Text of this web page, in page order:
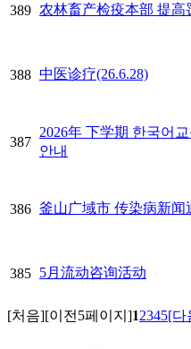
389 农林畜产检疫本部 提高
388 中医诊疗(26.6.28)
387
2026年 下学期 한국어
안내
386 釜山广域市 传染病新闻
385 5月流动咨询活动
[처음][이전5페이지]12345[다